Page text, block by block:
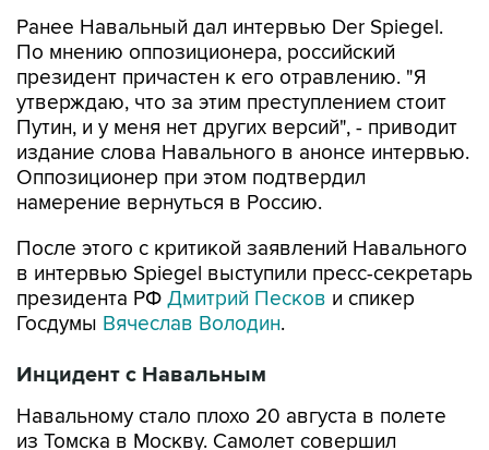
Ранее Навальный дал интервью Der Spiegel.
По мнению оппозиционера, российский
президент причастен к его отравлению. "Я
утверждаю, что за этим преступлением стоит
Путин, и у меня нет других версий", - приводит
издание слова Навального в анонсе интервью.
Оппозиционер при этом подтвердил
намерение вернуться в Россию.
После этого с критикой заявлений Навального
в интервью Spiegel выступили пресс-секретарь
президента РФ Дмитрий Песков и спикер
Госдумы Вячеслав Володин.
Инцидент с Навальным
Навальному стало плохо 20 августа в полете
из Томска в Москву. Самолет совершил